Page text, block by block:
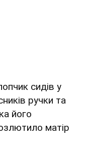
сидів у
ручки та
його
матір